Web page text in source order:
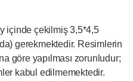
içinde çekilmiş 3,5*4,5
gerekmektedir. Resimlerin
göre yapılması zorunludur;
kabul edilmemektedir.